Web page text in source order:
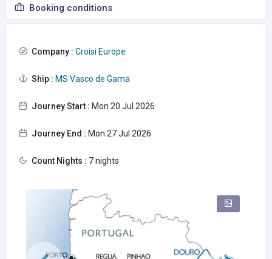
Booking conditions
Company : Croisi Europe
Ship : MS Vasco de Gama
Journey Start : Mon 20 Jul 2026
Journey End : Mon 27 Jul 2026
Count Nights : 7 nights